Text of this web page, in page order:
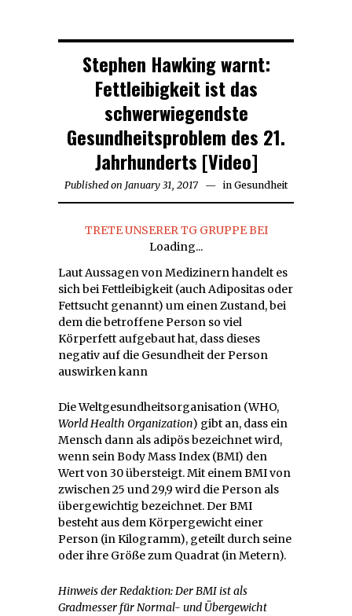
Stephen Hawking warnt:
Fettleibigkeit ist das
schwerwiegendste
Gesundheitsproblem des 21.
Jahrhunderts [Video]
Published on January 31, 2017 in Gesundheit
TRETE UNSERER TG GRUPPE BEI
Loading...
Laut Aussagen von Medizinern handelt es
sich bei Fettleibigkeit (auch Adipositas oder
Fettsucht genannt) um einen Zustand, bei
dem die betroffene Person so viel
Körperfett aufgebaut hat, dass dieses
negativ auf die Gesundheit der Person
auswirken kann
Die Weltgesundheitsorganisation (WHO,
World Health Organization) gibt an, dass ein
Mensch dann als adipös bezeichnet wird,
wenn sein Body Mass Index (BMI) den
Wert von 30 übersteigt. Mit einem BMI von
zwischen 25 und 29,9 wird die Person als
übergewichtig bezeichnet. Der BMI
besteht aus dem Körpergewicht einer
Person (in Kilogramm), geteilt durch seine
oder ihre Größe zum Quadrat (in Metern).
Hinweis der Redaktion: Der BMI ist als
Gradmesser für Normal- und Übergewicht